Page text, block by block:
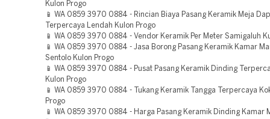
Kulon Progo
📱 WA 0859 3970 0884 - Rincian Biaya Pasang Keramik Meja
Terpercaya Lendah Kulon Progo
📱 WA 0859 3970 0884 - Vendor Keramik Per Meter Samigaluh
📱 WA 0859 3970 0884 - Jasa Borong Pasang Keramik Kamar
Sentolo Kulon Progo
📱 WA 0859 3970 0884 - Pusat Pasang Keramik Dinding
Kulon Progo
📱 WA 0859 3970 0884 - Tukang Keramik Tangga Terpercaya
Progo
📱 WA 0859 3970 0884 - Harga Pasang Keramik Dinding Kamar